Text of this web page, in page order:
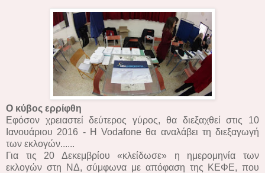
Ο κύβος ερρίφθη
Εφόσον χρειαστεί δεύτερος γύρος, θα διεξαχθεί στις 10
Ιανουάριου 2016 - Η Vodafone θα αναλάβει τη διεξαγωγή
των εκλογών......
Για τις 20 Δεκεμβρίου «κλείδωσε» η ημερομηνία των
εκλογών στη ΝΔ, σύμφωνα με απόφαση της ΚΕΦΕ, που